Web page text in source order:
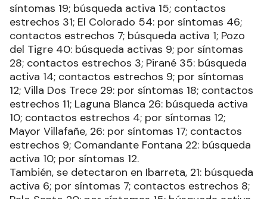
síntomas 19; búsqueda activa 15; contactos
estrechos 31; El Colorado 54: por síntomas 46;
contactos estrechos 7; búsqueda activa 1; Pozo
del Tigre 40: búsqueda activas 9; por síntomas
28; contactos estrechos 3; Pirané 35: búsqueda
activa 14; contactos estrechos 9; por síntomas
12; Villa Dos Trece 29: por síntomas 18; contactos
estrechos 11; Laguna Blanca 26: búsqueda activa
10; contactos estrechos 4; por síntomas 12;
Mayor Villafañe, 26: por síntomas 17; contactos
estrechos 9; Comandante Fontana 22: búsqueda
activa 10; por síntomas 12.
También, se detectaron en Ibarreta, 21: búsqueda
activa 6; por síntomas 7; contactos estrechos 8;